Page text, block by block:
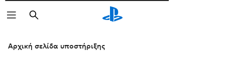
Αναζήτηση
Αρχική σελίδα υποστήριξης